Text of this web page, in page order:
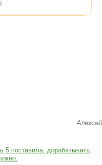
Алексей
5 поставила, дорабатывать,